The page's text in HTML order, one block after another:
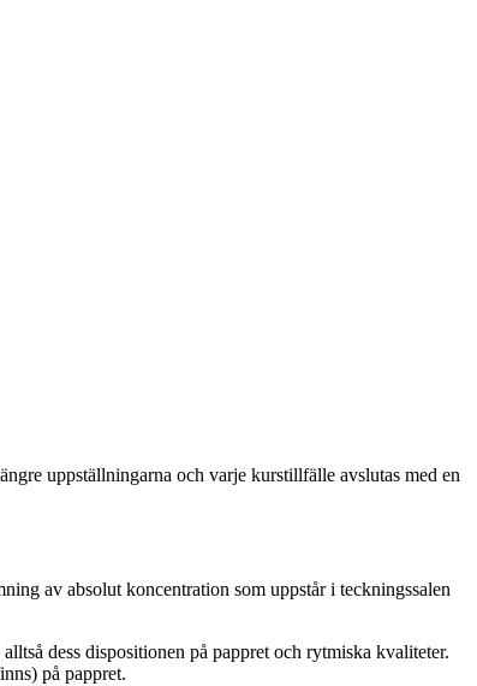
uppställningarna och varje kurstillfälle avslutas med en
av absolut koncentration som uppstår i teckningssalen
dess dispositionen på pappret och rytmiska kvaliteter.
på pappret.